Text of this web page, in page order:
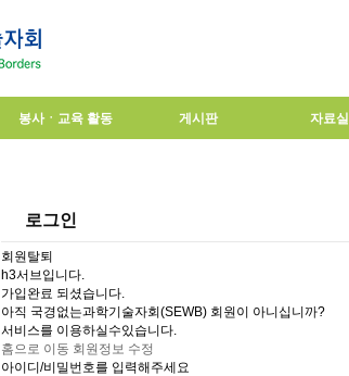
봉사ㆍ교육 활동 게시판 자료실
로그인
회원탈퇴
h3서브입니다.
가입완료 되셨습니다.
아직 국경없는과학기술자회(SEWB) 회원이 아니십니까?
서비스를 이용하실수있습니다.
홈으로 이동 회원정보 수정
아이디/비밀번호를 입력해주세요